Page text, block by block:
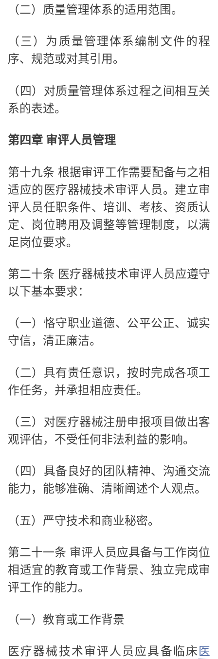
（二）质量管理体系的适用范围。
（三）为质量管理体系编制文件的程
序、规范或对其引用。
（四）对质量管理体系过程之间相互关
系的表述。
第四章 审评人员管理
第十九条 根据审评工作需要配备与之相
适应的医疗器械技术审评人员。建立审
评人员任职条件、培训、考核、资质认
定、岗位聘用及调整等管理制度，以满
足岗位要求。
第二十条 医疗器械技术审评人员应遵守
以下基本要求：
（一）恪守职业道德、公平公正、诚实
守信，清正廉洁。
（二）具有责任意识，按时完成各项工
作任务，并承担相应责任。
（三）对医疗器械注册申报项目做出客
观评估，不受任何非法利益的影响。
（四）具备良好的团队精神、沟通交流
能力，能够准确、清晰阐述个人观点。
（五）严守技术和商业秘密。
第二十一条 审评人员应具备与工作岗位
相适宜的教育或工作背景、独立完成审
评工作的能力。
（一）教育或工作背景
医疗器械技术审评人员应具备临床 医